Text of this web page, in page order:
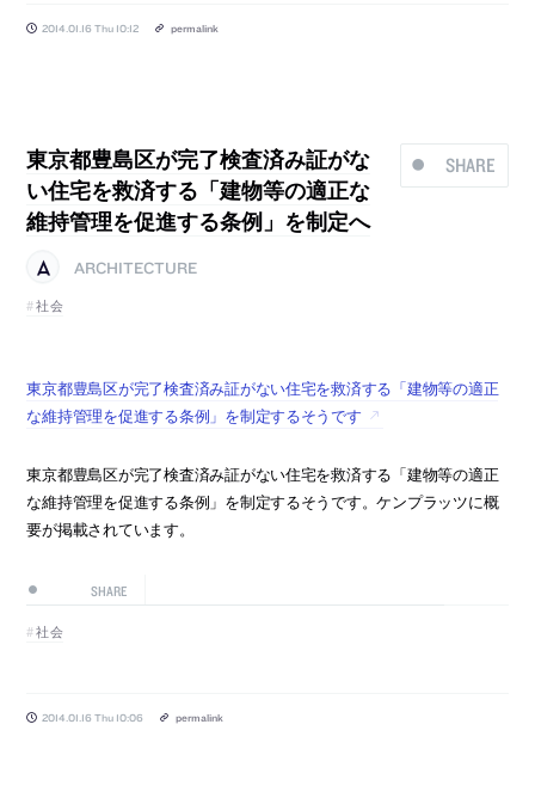
2014.01.16 Thu 10:12 permalink
SHARE
東京都豊島区が完了検査済み証がな
い住宅を救済する「建物等の適正な
維持管理を促進する条例」を制定へ
ARCHITECTURE
社会
東京都豊島区が完了検査済み証がない住宅を救済する「建物等の適正
な維持管理を促進する条例」を制定するそうです
東京都豊島区が完了検査済み証がない住宅を救済する「建物等の適正
な維持管理を促進する条例」を制定するそうです。ケンプラッツに概
要が掲載されています。
SHARE
社会
2014.01.16 Thu 10:06 permalink